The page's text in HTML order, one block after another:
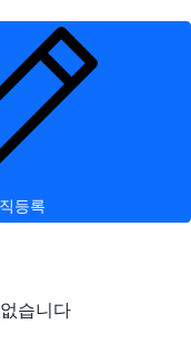
등록
습니다